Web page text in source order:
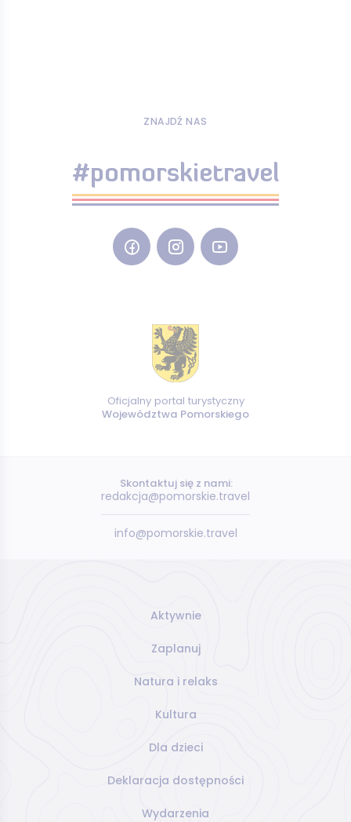
ZNAJDŹ NAS
#pomorskietravel
Oficjalny portal turystyczny
Województwa Pomorskiego
Skontaktuj się z nami:
redakcja@pomorskie.travel
info@pomorskie.travel
Aktywnie
Zaplanuj
Natura i relaks
Kultura
Dla dzieci
Deklaracja dostępności
Wydarzenia